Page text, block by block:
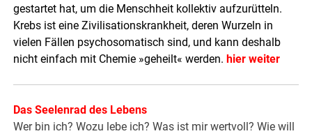
gestartet hat, um die Menschheit kollektiv aufzurütteln.
Krebs ist eine Zivilisationskrankheit, deren Wurzeln in
vielen Fällen psychosomatisch sind, und kann deshalb
nicht einfach mit Chemie »geheilt« werden. hier weiter
Das Seelenrad des Lebens
Wer bin ich? Wozu lebe ich? Was ist mir wertvoll? Wie will